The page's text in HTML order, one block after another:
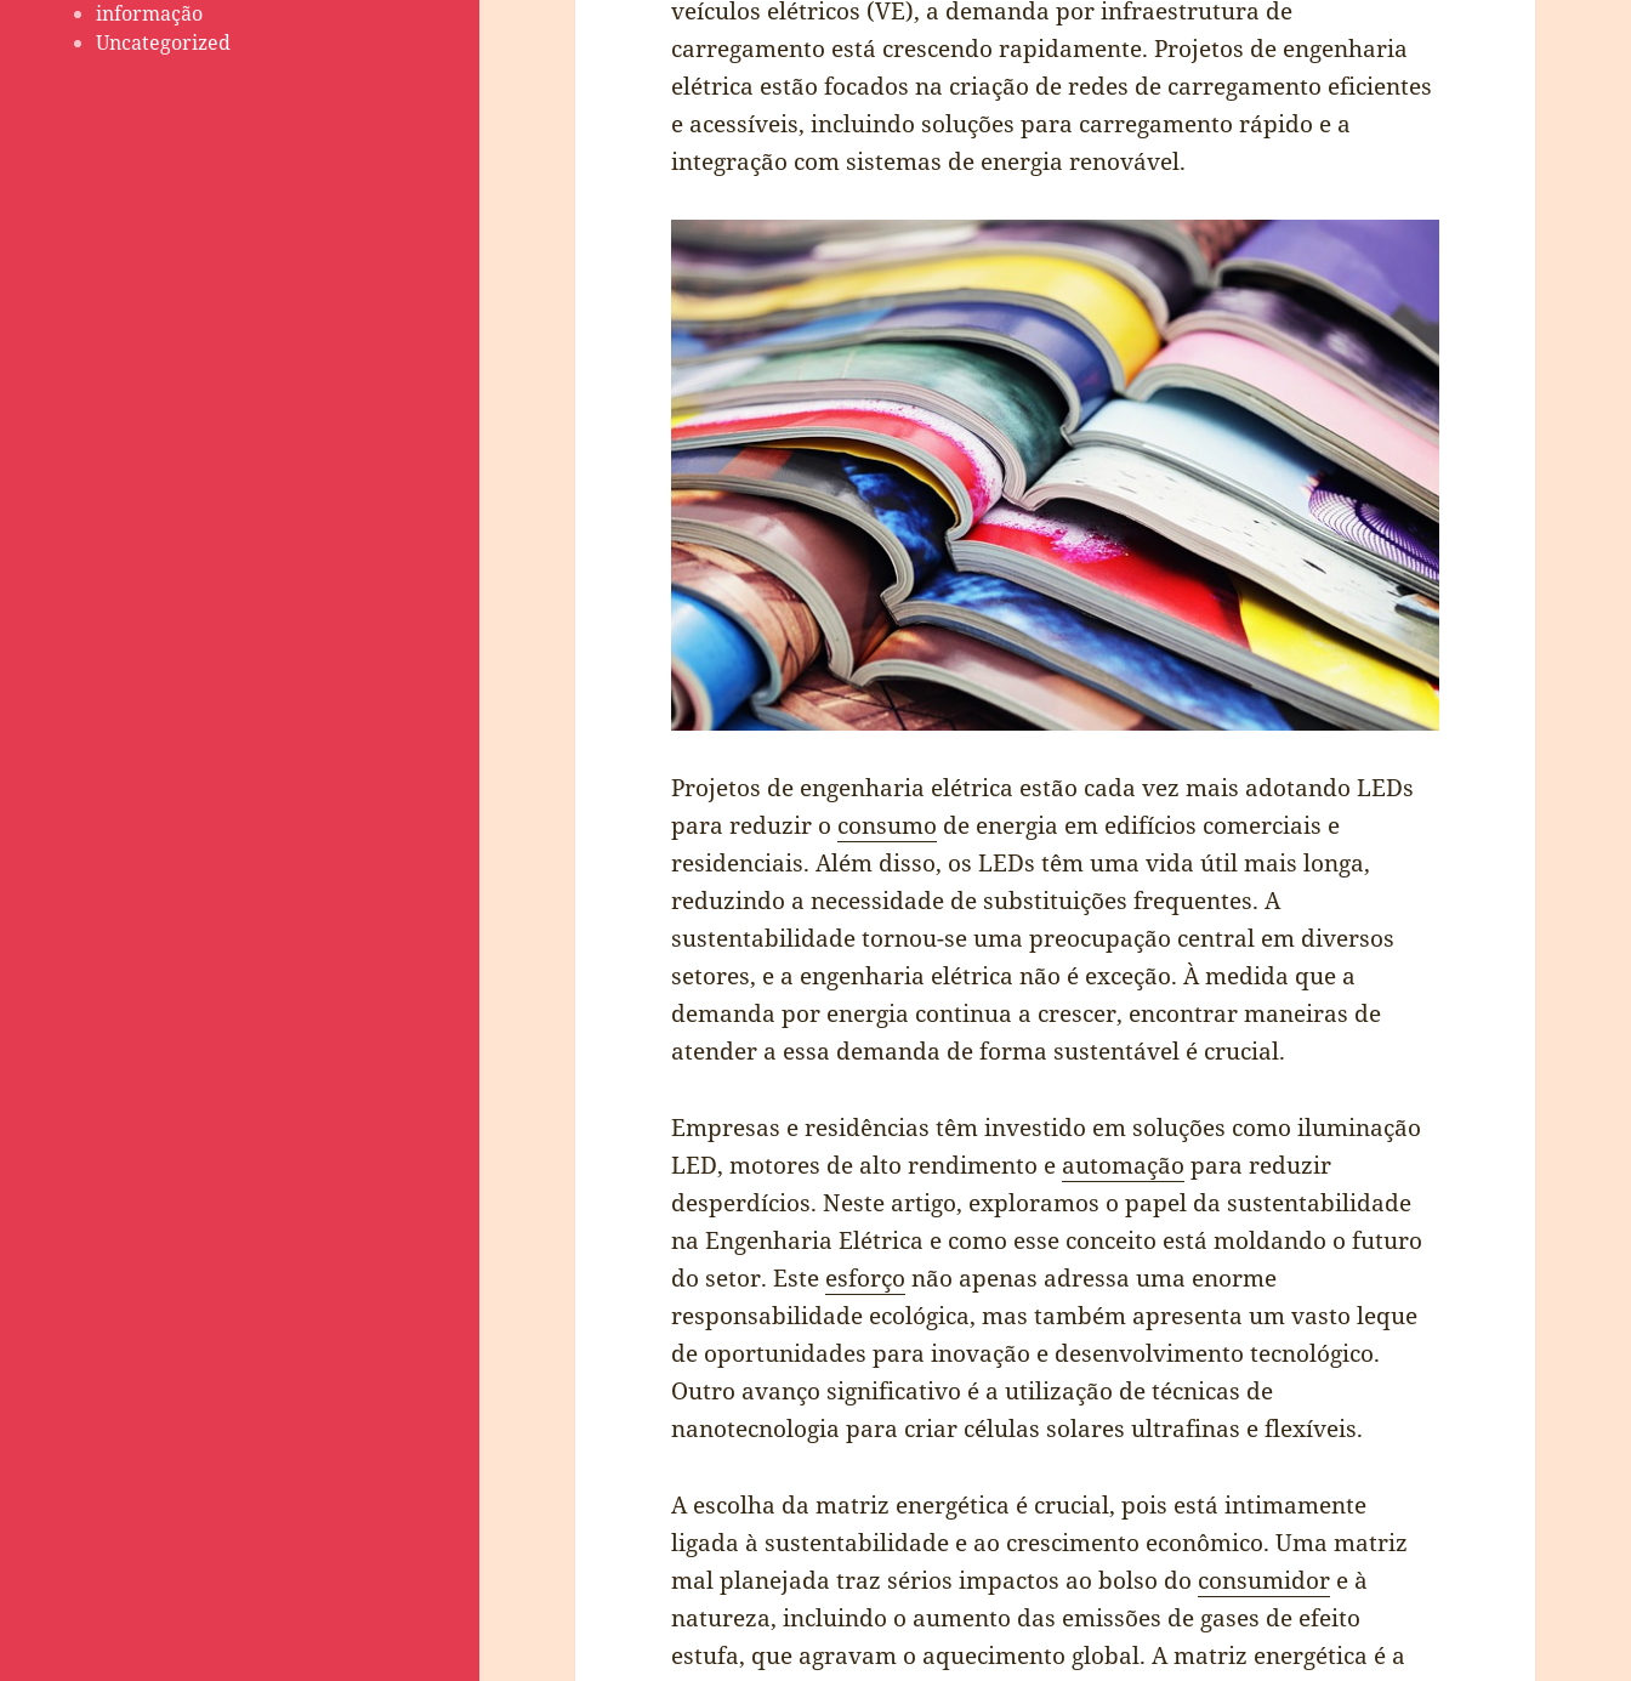
informação
Uncategorized
veículos elétricos (VE), a demanda por infraestrutura de
carregamento está crescendo rapidamente. Projetos de engenharia
elétrica estão focados na criação de redes de carregamento eficientes
e acessíveis, incluindo soluções para carregamento rápido e a
integração com sistemas de energia renovável.
Projetos de engenharia elétrica estão cada vez mais adotando LEDs
para reduzir o consumo de energia em edifícios comerciais e
residenciais. Além disso, os LEDs têm uma vida útil mais longa,
reduzindo a necessidade de substituições frequentes. A
sustentabilidade tornou-se uma preocupação central em diversos
setores, e a engenharia elétrica não é exceção. À medida que a
demanda por energia continua a crescer, encontrar maneiras de
atender a essa demanda de forma sustentável é crucial.
Empresas e residências têm investido em soluções como iluminação
LED, motores de alto rendimento e automação para reduzir
desperdícios. Neste artigo, exploramos o papel da sustentabilidade
na Engenharia Elétrica e como esse conceito está moldando o futuro
do setor. Este esforço não apenas adressa uma enorme
responsabilidade ecológica, mas também apresenta um vasto leque
de oportunidades para inovação e desenvolvimento tecnológico.
Outro avanço significativo é a utilização de técnicas de
nanotecnologia para criar células solares ultrafinas e flexíveis.
A escolha da matriz energética é crucial, pois está intimamente
ligada à sustentabilidade e ao crescimento econômico. Uma matriz
mal planejada traz sérios impactos ao bolso do consumidor e à
natureza, incluindo o aumento das emissões de gases de efeito
estufa, que agravam o aquecimento global. A matriz energética é a